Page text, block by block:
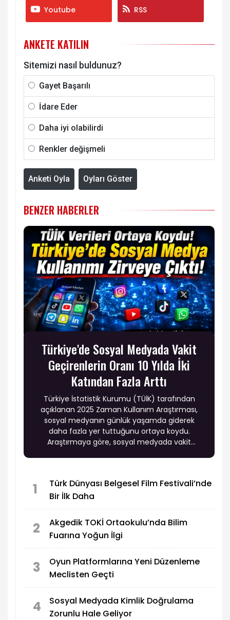
Youtube RSS
ANKETE KATILIN
Sitemizi nasıl buldunuz?
Gayet Başarılı
İdare Eder
Daha iyi olabilirdi
Renkler değişmeli
Anketi Oyla Oyları Göster
BENZER HABERLER
Türkiye'de Sosyal Medyada Vakit
Geçirenlerin Oranı 10 Yılda İki
Katından Fazla Arttı
Türkiye İstatistik Kurumu (TÜİK) tarafından
açıklanan 2025 Zaman Kullanım Araştırması,
sosyal medyanın günlük yaşamda giderek
daha fazla yer tuttuğunu ortaya koydu.
Araştırmaya göre, sosyal medyada vakit
1
Türk Dünyası Belgesel Film Festivali’nde
Bir İlk Daha
2
Akgedik TOKİ Ortaokulu’nda Bilim
Fuarına Yoğun İlgi
3
Oyun Platformlarına Yeni Düzenleme
Meclisten Geçti
4
Sosyal Medyada Kimlik Doğrulama
Zorunlu Hale Geliyor